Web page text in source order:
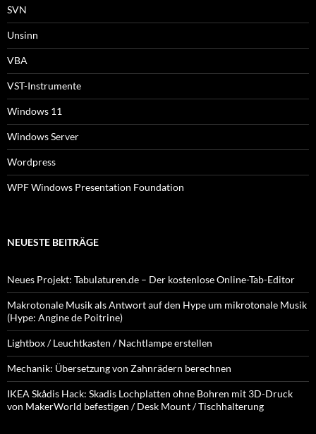
SVN
Unsinn
VBA
VST-Instrumente
Windows 11
Windows Server
Wordpress
WPF Windows Presentation Foundation
NEUESTE BEITRÄGE
Neues Projekt: Tabulaturen.de – Der kostenlose Online-Tab-Editor
Makrotonale Musik als Antwort auf den Hype um mikrotonale Musik
(Hype: Angine de Poitrine)
Lightbox / Leuchtkasten / Nachtlampe erstellen
Mechanik: Übersetzung von Zahnrädern berechnen
IKEA Skådis Hack: Skadis Lochplatten ohne Bohren mit 3D-Druck
von MakerWorld befestigen / Desk Mount / Tischhalterung